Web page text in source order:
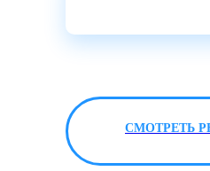
СМОТРЕТЬ